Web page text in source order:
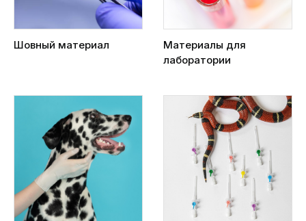
Шовный материал
Материалы для
лаборатории